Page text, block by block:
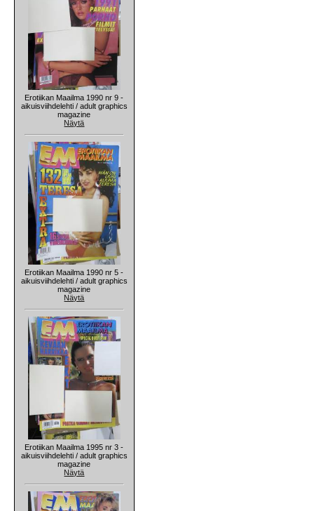
Erotiikan Maailma 1990 nr 9 -
aikuisviihdelehti / adult graphics
magazine
Näytä
Erotiikan Maailma 1990 nr 5 -
aikuisviihdelehti / adult graphics
magazine
Näytä
Erotiikan Maailma 1995 nr 3 -
aikuisviihdelehti / adult graphics
magazine
Näytä